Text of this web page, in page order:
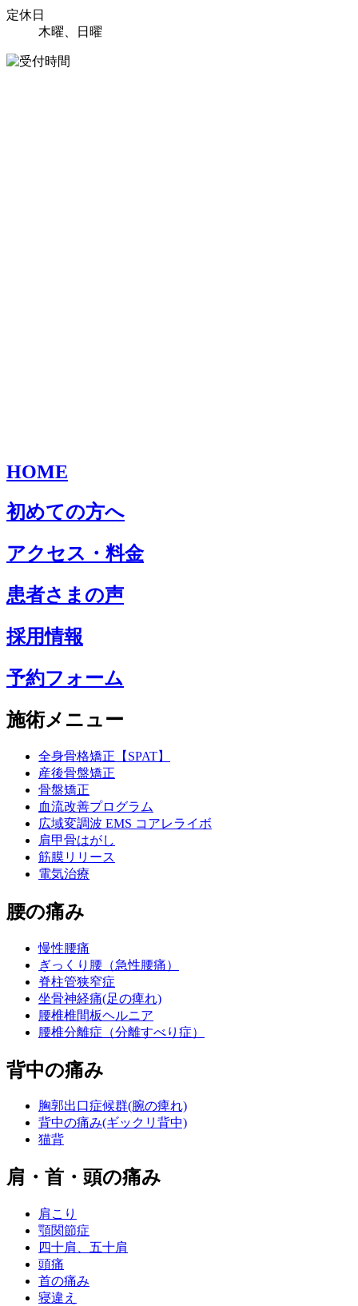
定休日
木曜、日曜
HOME
初めての方へ
アクセス・料金
患者さまの声
採用情報
予約フォーム
施術メニュー
全身骨格矯正【SPAT】
産後骨盤矯正
骨盤矯正
血流改善プログラム
広域変調波 EMS コアレライボ
肩甲骨はがし
筋膜リリース
電気治療
腰の痛み
慢性腰痛
ぎっくり腰（急性腰痛）
脊柱管狭窄症
坐骨神経痛(足の痺れ)
腰椎椎間板ヘルニア
腰椎分離症（分離すべり症）
背中の痛み
胸郭出口症候群(腕の痺れ)
背中の痛み(ギックリ背中)
猫背
肩・首・頭の痛み
肩こり
顎関節症
四十肩、五十肩
頭痛
首の痛み
寝違え